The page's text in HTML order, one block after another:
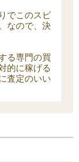
でこのスピ
なので、決
る専門の買
的に稼げる
査定のいい